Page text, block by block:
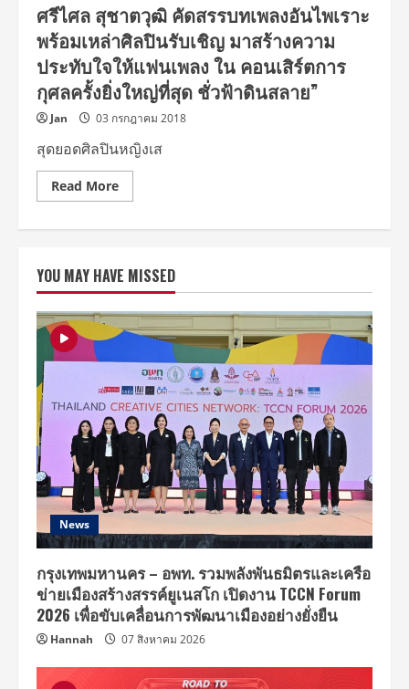
ศรีไศล สุชาตวุฒิ คัดสรรบทเพลงอันไพเราะ
พร้อมเหล่าศิลปินรับเชิญ มาสร้างความ
ประทับใจให้แฟนเพลง ใน คอนเสิร์ตการ
กุศลครั้งยิ่งใหญ่ที่สุด ชั่วฟ้าดินสลาย”
Jan 03 กรกฎาคม 2018
สุดยอดศิลปินหญิงเส
Read MoreRead
more
วุฒิ
คัด
สรร
บทเพลง
อัน
ไพเราะ
เหล่า
ศิลปิน
รับ
เชิญ
มาส
ร้าง
ความ
ประทับ
ใจ
ให้
แฟน
เพลง
ใน
คอนเสิร์ต
การ
ครั้ง
ยิ่ง
ใหญ่
ที่สุด
ชั่ว
ฟ้า
ดิน
YOU MAY HAVE MISSED
News
กรุงเทพมหานคร – อพท. รวมพลังพันธมิตรและเครือ
ข่ายเมืองสร้างสรรค์ยูเนสโก เปิดงาน TCCN Forum
2026 เพื่อขับเคลื่อนการพัฒนาเมืองอย่างยั่งยืน
Hannah 07 สิงหาคม 2026